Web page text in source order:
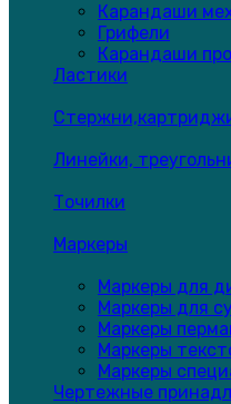
Карандаши
Грифели
Карандаши
Ластики
Линейки,
Точилки
Маркеры
Маркеры для
Маркеры для
Маркеры
Маркеры
Маркеры
Чертежные